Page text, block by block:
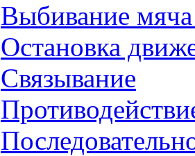
Выбивание
Остановка
Связывание